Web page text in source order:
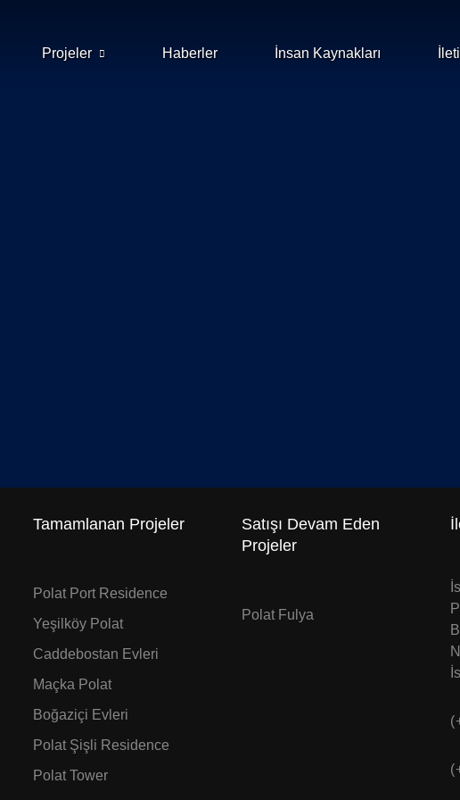
Projeler Haberler İnsan Kaynakları
Tamamlanan Projeler
Polat Port Residence
Yeşilköy Polat
Caddebostan Evleri
Maçka Polat
Boğaziçi Evleri
Polat Şişli Residence
Polat Tower
Satışı Devam Eden
Projeler
Polat Fulya